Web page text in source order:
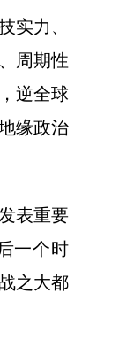
实力、
周期性
逆全球
缘政治
表重要
一个时
之大都